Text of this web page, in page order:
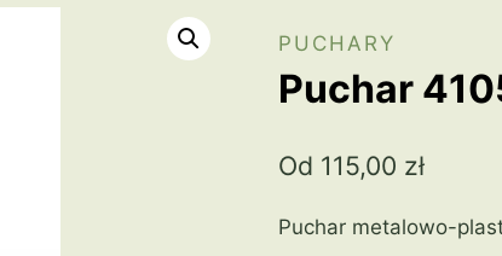
PUCHARY
Puchar
Od 115,00 zł
Puchar metalowo-